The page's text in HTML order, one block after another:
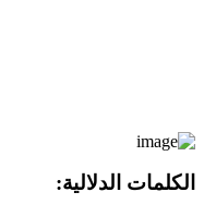
الكلمات الدلالية: